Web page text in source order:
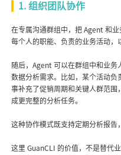
1. 组织团队协作
在专属沟通群组中，把 Agent 和
每个人的职能、负责的业务活动，
随后，Agent 可以在群组中和业务
数据分析需求。比如，某个活动负
事补充了促销周期和关键人群范
成更完整的分析任务。
这种协作模式既支持定期分析报告
这里 GuanCLI 的价值，不是替代